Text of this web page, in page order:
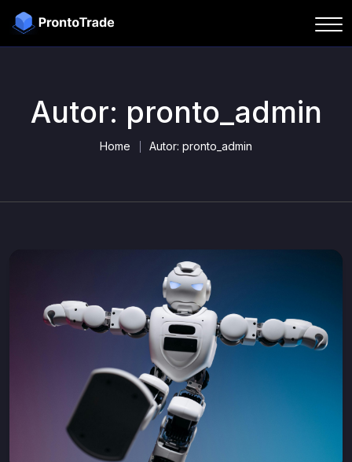
Autor: pronto_admin
Home Autor: pronto_admin